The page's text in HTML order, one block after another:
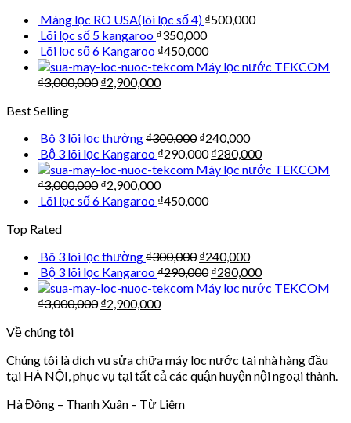
Màng lọc RO USA(lõi lọc số 4) ₫500,000
Lõi lọc số 5 kangaroo ₫350,000
Lõi lọc số 6 Kangaroo ₫450,000
Máy lọc nước TEKCOM
₫3,000,000 ₫2,900,000
Best Selling
Bô 3 lõi lọc thường₫300,000 ₫240,000
Bộ 3 lõi lọc Kangaroo₫290,000 ₫280,000
Máy lọc nước TEKCOM
₫3,000,000 ₫2,900,000
Lõi lọc số 6 Kangaroo ₫450,000
Top Rated
Bô 3 lõi lọc thường₫300,000 ₫240,000
Bộ 3 lõi lọc Kangaroo₫290,000 ₫280,000
Máy lọc nước TEKCOM
₫3,000,000 ₫2,900,000
Về chúng tôi
Chúng tôi là dịch vụ sửa chữa máy lọc nước tại nhà hàng đầu
tại HÀ NỘI, phục vụ tại tất cả các quận huyện nội ngoại thành.
Hà Đông – Thanh Xuân – Từ Liêm